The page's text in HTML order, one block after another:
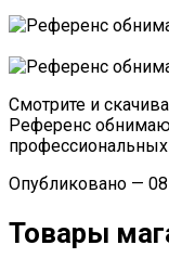
Смотрите и
Референс
Опубликовано — 08
Товары